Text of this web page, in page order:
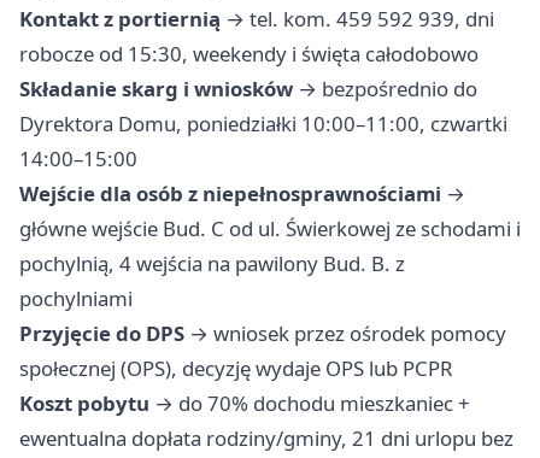
Kontakt z portiernią → tel. kom. 459 592 939, dni
robocze od 15:30, weekendy i święta całodobowo
Składanie skarg i wniosków → bezpośrednio do
Dyrektora Domu, poniedziałki 10:00–11:00, czwartki
14:00–15:00
Wejście dla osób z niepełnosprawnościami →
główne wejście Bud. C od ul. Świerkowej ze schodami i
pochylnią, 4 wejścia na pawilony Bud. B. z
pochylniami
Przyjęcie do DPS → wniosek przez ośrodek pomocy
społecznej (OPS), decyzję wydaje OPS lub PCPR
Koszt pobytu → do 70% dochodu mieszkaniec +
ewentualna dopłata rodziny/gminy, 21 dni urlopu bez